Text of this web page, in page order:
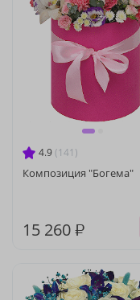
4.9 (141)
Композиция "Богема"
15 260 ₽